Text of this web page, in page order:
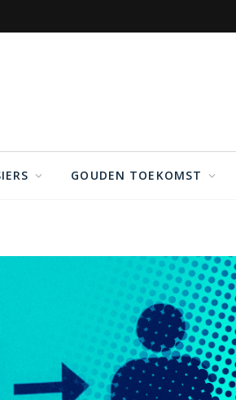
GOUDEN TOEKOMST